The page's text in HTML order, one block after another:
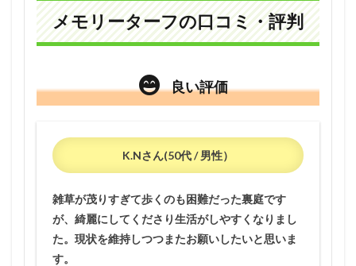
メモリーターフの口コミ・評判
良い評価
K.Nさん(50代 / 男性）
雑草が茂りすぎて歩くのも困難だった裏庭です
が、綺麗にしてくださり生活がしやすくなりまし
た。現状を維持しつつまたお願いしたいと思いま
す。